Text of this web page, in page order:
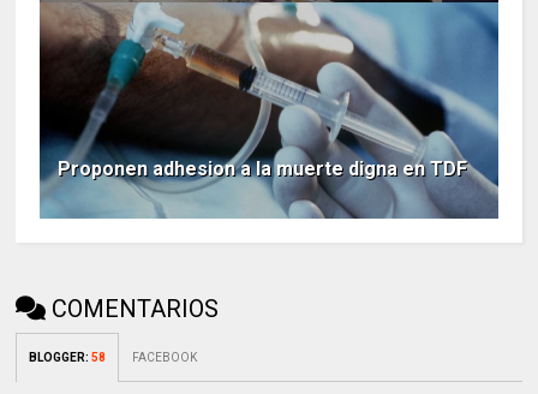
Proponen adhesion a la muerte digna en TDF
COMENTARIOS
BLOGGER:58 FACEBOOK